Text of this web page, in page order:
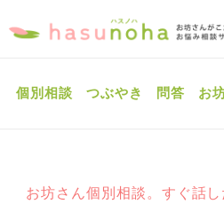
個別相談 つぶやき 問答 お
お坊さん個別相談。すぐ話